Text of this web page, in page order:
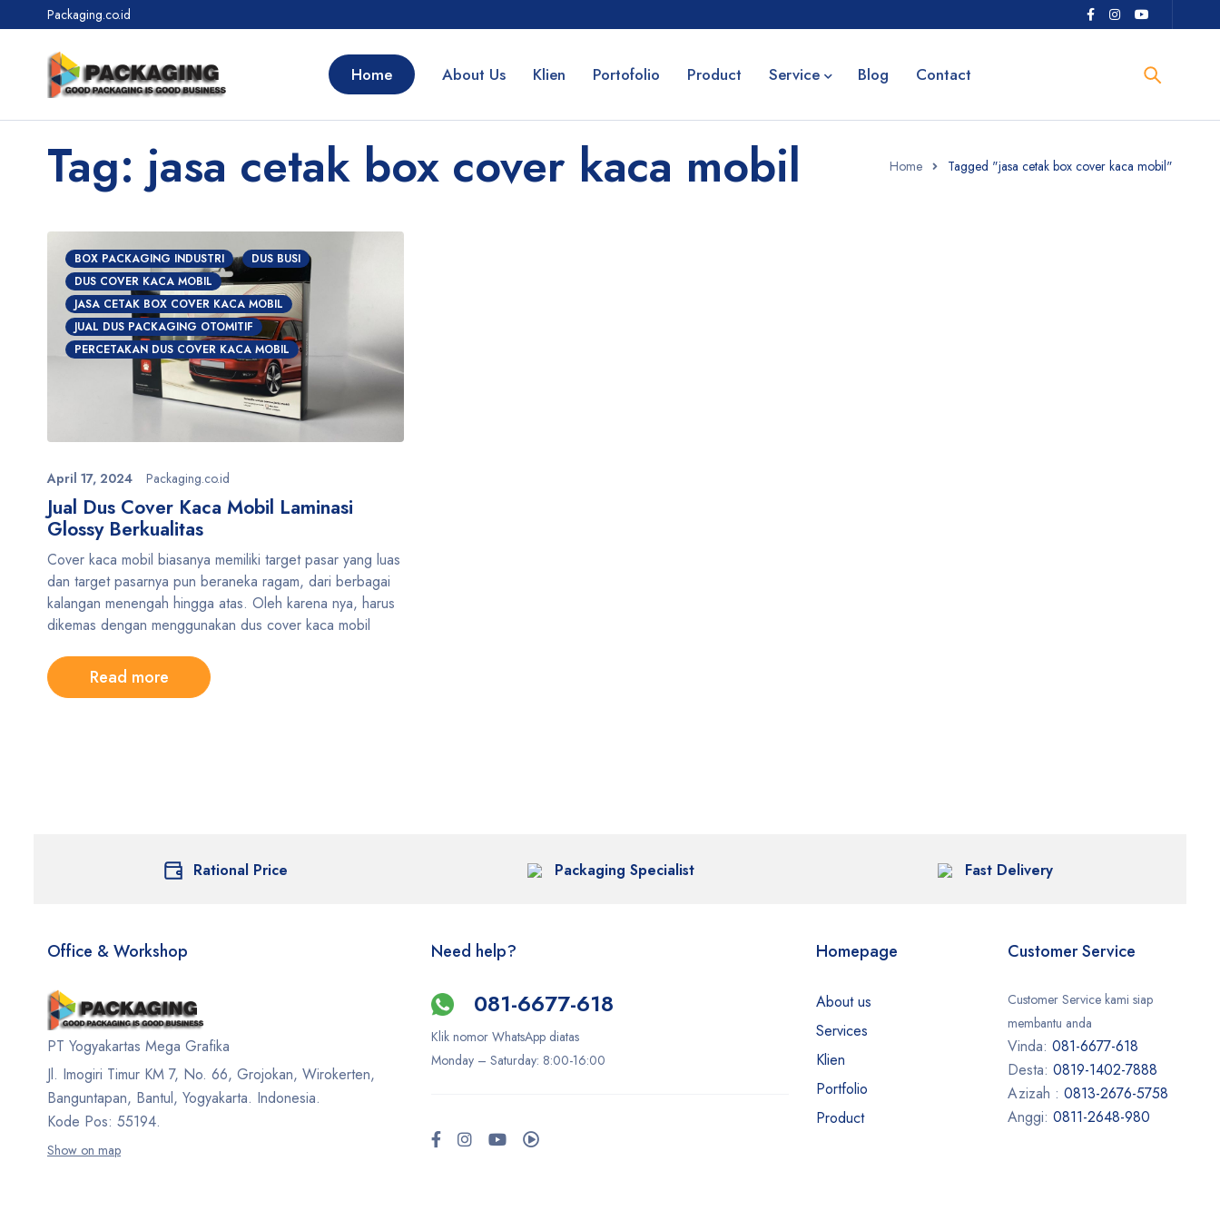
Packaging.co.id
Home About Us Klien Portofolio Product Service Blog Contact
Home Tagged "jasa cetak box cover kaca mobil"
Tag: jasa cetak box cover kaca mobil
BOX PACKAGING INDUSTRI
DUS BUSI
DUS COVER KACA MOBIL
JASA CETAK BOX COVER KACA MOBIL
JUAL DUS PACKAGING OTOMITIF
PERCETAKAN DUS COVER KACA MOBIL
April 17, 2024 Packaging.co.id
Jual Dus Cover Kaca Mobil Laminasi
Glossy Berkualitas
Cover kaca mobil biasanya memiliki target pasar yang luas
dan target pasarnya pun beraneka ragam, dari berbagai
kalangan menengah hingga atas. Oleh karena nya, harus
dikemas dengan menggunakan dus cover kaca mobil
Read more
Rational Price Packaging Specialist Fast Delivery
Office & Workshop
PT Yogyakartas Mega Grafika
Jl. Imogiri Timur KM 7, No. 66, Grojokan, Wirokerten,
Banguntapan, Bantul, Yogyakarta. Indonesia.
Kode Pos: 55194.
Show on map
Need help?
081-6677-618
Klik nomor WhatsApp diatas
Monday –Saturday: 8:00-16:00
Homepage
About us
Services
Klien
Portfolio
Product
Customer Service
Customer Service kami siap
membantu anda
Vinda:081-6677-618
Desta:0819-1402-7888
Azizah :0813-2676-5758
Anggi:0811-2648-980